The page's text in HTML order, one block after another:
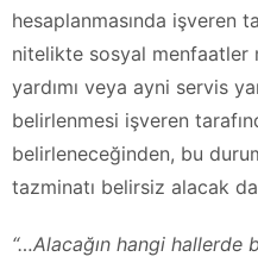
hesaplanmasında işveren
nitelikte sosyal menfaatler
yardımı veya ayni servis
belirlenmesi işveren
belirleneceğinden, bu
tazminatı belirsiz alacak
“…Alacağın hangi